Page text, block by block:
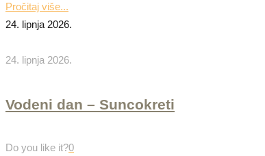
Pročitaj više...
24. lipnja 2026.
24. lipnja 2026.
Vodeni dan – Suncokreti
Do you like it?0